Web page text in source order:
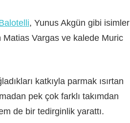
, Yunus Akgün gibi isimler
Matias Vargas ve kalede Muric
katkıyla parmak ısırtan
pek çok farklı takımdan
de bir tedirginlik yarattı.